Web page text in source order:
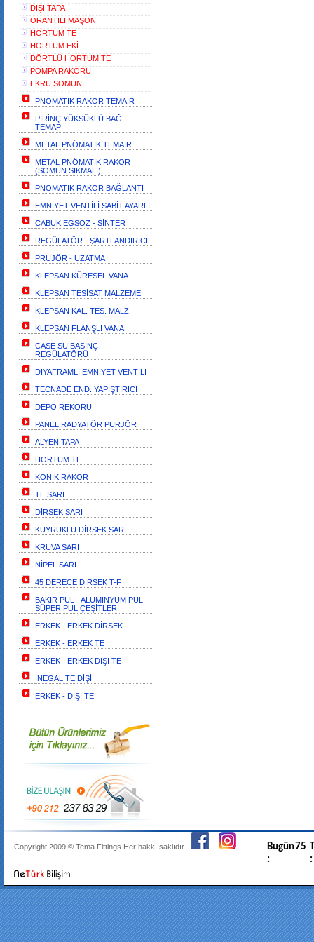
DİŞİ TAPA
ORANTILI MAŞON
HORTUM TE
HORTUM EKİ
DÖRTLÜ HORTUM TE
POMPA RAKORU
EKRU SOMUN
PNÖMATİK RAKOR TEMAİR
PİRİNÇ YÜKSÜKLÜ BAĞ.
TEMAP
METAL PNÖMATİK TEMAİR
METAL PNÖMATİK RAKOR
(SOMUN SIKMALI)
PNÖMATİK RAKOR BAĞLANTI
EMNİYET VENTİLİ SABİT AYARLI
CABUK EGSOZ - SİNTER
REGÜLATÖR - ŞARTLANDIRICI
PRUJÖR - UZATMA
KLEPSAN KÜRESEL VANA
KLEPSAN TESİSAT MALZEME
KLEPSAN KAL. TES. MALZ.
KLEPSAN FLANŞLI VANA
CASE SU BASINÇ
REGÜLATÖRÜ
DİYAFRAMLI EMNİYET VENTİLİ
TECNADE END. YAPIŞTIRICI
DEPO REKORU
PANEL RADYATÖR PURJÖR
ALYEN TAPA
HORTUM TE
KONİK RAKOR
TE SARI
DİRSEK SARI
KUYRUKLU DİRSEK SARI
KRUVA SARI
NİPEL SARI
45 DERECE DİRSEK T-F
BAKIR PUL - ALÜMİNYUM PUL -
SÜPER PUL ÇEŞİTLERİ
ERKEK - ERKEK DİRSEK
ERKEK - ERKEK TE
ERKEK - ERKEK DİŞİ TE
İNEGAL TE DİŞİ
ERKEK - DİŞİ TE
Copyright 2009 © Tema Fittings Her hakkı saklıdır.
Bugün
:
75
: